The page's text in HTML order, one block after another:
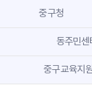
중구청
동주민센
중구교육지